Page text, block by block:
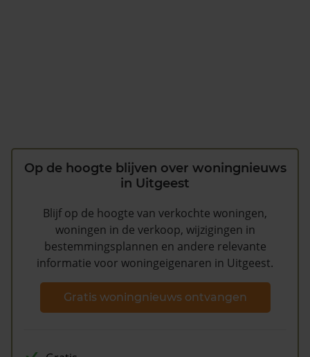
Op de hoogte blijven over woningnieuws
in Uitgeest
Blijf op de hoogte van verkochte woningen,
woningen in de verkoop, wijzigingen in
bestemmingsplannen en andere relevante
informatie voor woningeigenaren in Uitgeest.
Gratis woningnieuws ontvangen